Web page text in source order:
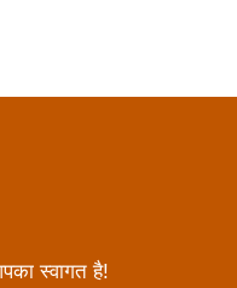
स्वागत है!